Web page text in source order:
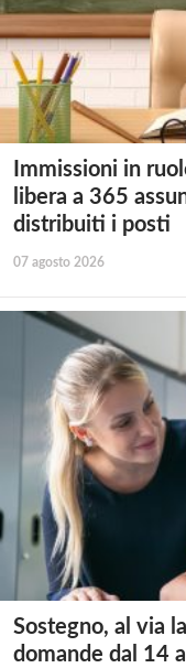
Immissioni in
libera a 365
distribuiti i posti
07 agosto 2026
Sostegno, al via
domande dal 14